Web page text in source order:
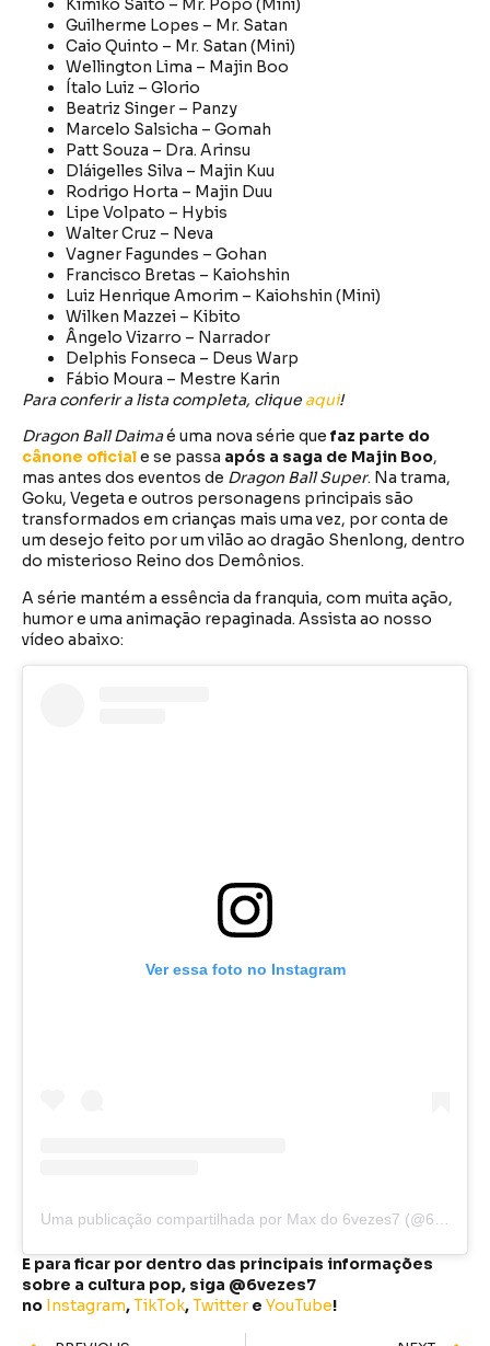
Kimiko Saitō – Mr. Popo (Mini)
Guilherme Lopes – Mr. Satan
Caio Quinto – Mr. Satan (Mini)
Wellington Lima – Majin Boo
Ítalo Luiz – Glorio
Beatriz Singer – Panzy
Marcelo Salsicha – Gomah
Patt Souza – Dra. Arinsu
Dláigelles Silva – Majin Kuu
Rodrigo Horta – Majin Duu
Lipe Volpato – Hybis
Walter Cruz – Neva
Vagner Fagundes – Gohan
Francisco Bretas – Kaiohshin
Luiz Henrique Amorim – Kaiohshin (Mini)
Wilken Mazzei – Kibito
Ângelo Vizarro – Narrador
Delphis Fonseca – Deus Warp
Fábio Moura – Mestre Karin
Para conferir a lista completa, clique aqui!
Dragon Ball Daimaé uma nova série que faz parte do
cânone oficiale se passa após a saga de Majin Boo,
mas antes dos eventos de Dragon Ball Super. Na trama,
Goku, Vegeta e outros personagens principais são
transformados em crianças mais uma vez, por conta de
um desejo feito por um vilão ao dragão Shenlong, dentro
do misterioso Reino dos Demônios.
A série mantém a essência da franquia, com muita ação,
humor e uma animação repaginada. Assista ao nosso
vídeo abaixo:
Ver essa foto no Instagram
Uma publicação compartilhada por Max do 6vezes7 (@6vezes7)
E para ficar por dentro das principais informações
sobre a cultura pop, siga @6vezes7
no Instagram,TikTok,Twitter e YouTube!